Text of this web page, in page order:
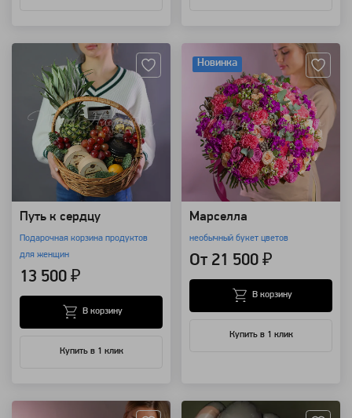
Путь к сердцу
Подарочная корзина продуктов
для женщин
13 500 ₽
Купить в 1 клик
В корзину
Новинка
Марселла
необычный букет цветов
От 21 500 ₽
Купить в 1 клик
В корзину